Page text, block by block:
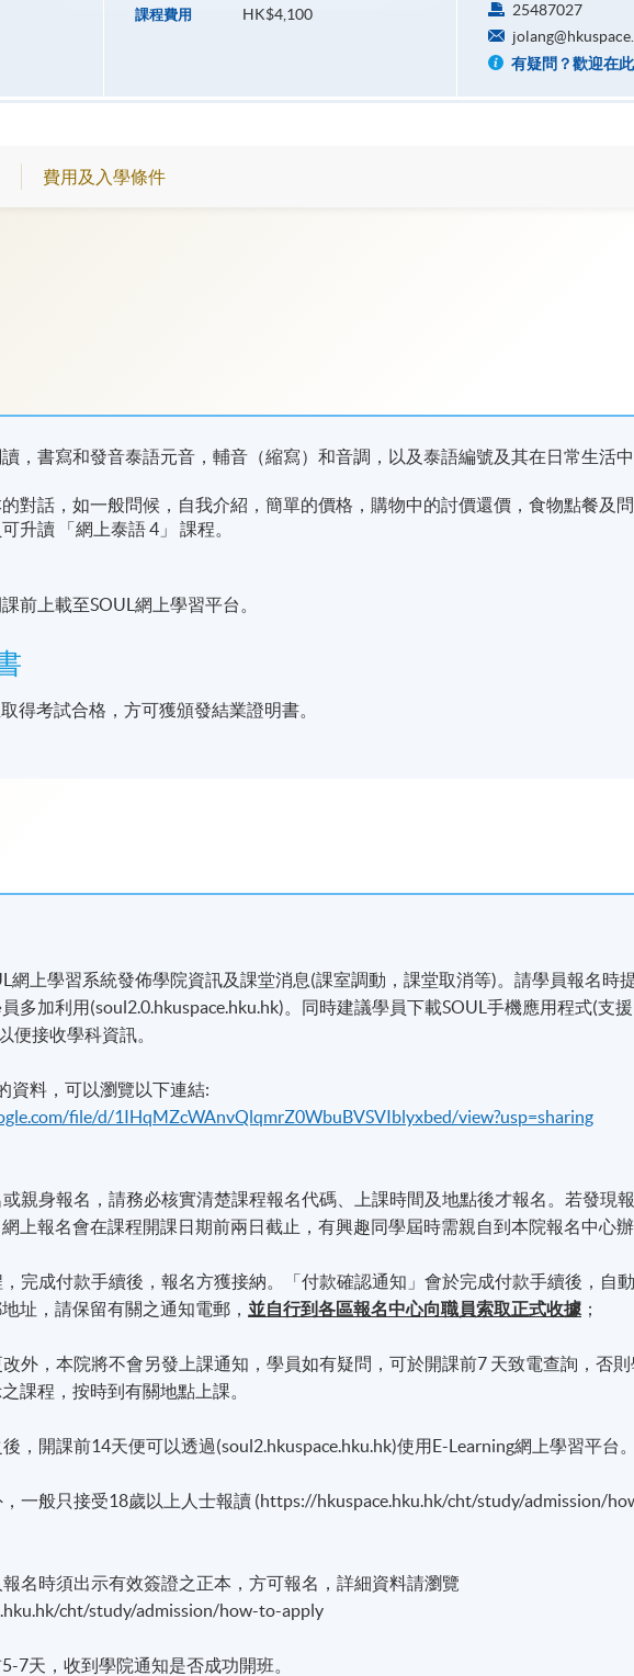
課程費用 HK$4,100
25487027
有疑問？歡迎在
費用及入學條件
，書寫和發音泰語元音，輔音（縮寫）和音調，以及泰語編號及其在日常生活
對話，如一般問候，自我介紹，簡單的價格，購物中的討價還價，食物點餐及
升讀 「網上泰語 4」 課程。
前上載至SOUL網上學習平台。
得考試合格，方可獲頒發結業證明書。
網上學習系統發佈學院資訊及課堂消息(課室調動，課堂取消等)。請學員報名時
多加利用(soul2.0.hkuspace.hku.hk)。同時建議學員下載SOUL手機應用程式(支援
便接收學科資訊。
資料，可以瀏覽以下連結:
file/d/1IHqMZcWAnvQlqmrZ0WbuBVSVIblyxbed/view?usp=sharing
親身報名，請務必核實清楚課程報名代碼、上課時間及地點後才報名。若發現報
上報名會在課程開課日期前兩日截止，有興趣同學屆時需親自到本院報名中心辦
完成付款手續後，報名方獲接納。「付款確認通知」會於完成付款手續後，自
址，請保留有關之通知電郵， 並自行到各區報名中心向職員索取正式收據 ；
外，本院將不會另發上課通知，學員如有疑問，可於開課前7 天致電查詢，否則
課程，按時到有關地點上課。
，開課前14天便可以透過(soul2.hkuspace.hku.hk)使用E-Learning網上學習平台。
一般只接受18歲以上人士報讀 (https://hkuspace.hku.hk/cht/study/admission/
名時須出示有效簽證之正本，方可報名，詳細資料請瀏覽
cht/study/admission/how-to-apply
7天，收到學院通知是否成功開班。